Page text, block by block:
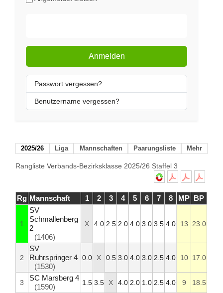
Anmelden
Passwort vergessen?
Benutzername vergessen?
2025/26 Liga Mannschaften Paarungsliste Mehr
Rangliste Verbands-Bezirksklasse 2025/26 Staffel 3
Rg Mannschaft 1 2 3 4 5 6 7 8 MP BP
1
SV
Schmallenberg
2
(1406)
X 4.0 2.5 2.0 4.0 3.0 3.5 4.0 13 23.0
2
SV
Ruhrspringer 4
(1530)
0.0 X 0.5 3.0 4.0 3.0 2.5 4.0 10 17.0
3
SC Marsberg 4
(1590)
1.5 3.5 X 4.0 2.0 1.0 2.5 4.0 9 18.5